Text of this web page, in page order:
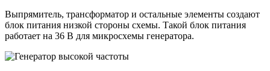
Выпрямитель, трансформатор и остальные элементы создают
блок питания низкой стороны схемы. Такой блок питания
работает на 36 В для микросхемы генератора.